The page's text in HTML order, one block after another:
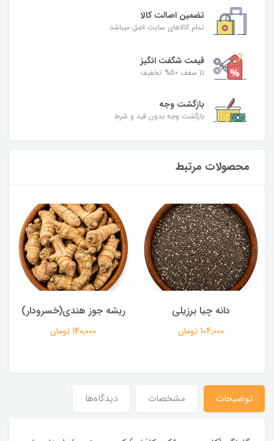
تضمین اصالت کالا
تمام کالاهای سایت اصل میباشد
قیمت شگفت انگیز
تا سقف 50% تخفیف
بازگشت وجه
بازگشت وجه بدون قید و شرط
محصولات مرتبط
دانه چیا برزیلی
104,000 تومان
ریشه جوز هندی(خسرودار)
140,000 تومان
توضیحات مشخصات دیدگاه‌ها